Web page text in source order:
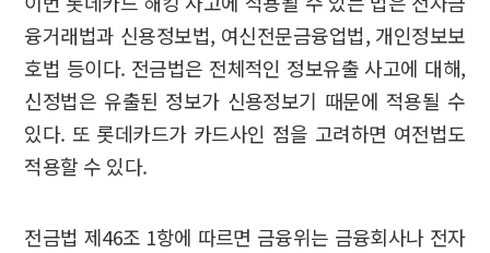
융거래법과 신용정보법, 여신전문금융업법, 개인정보보
호법 등이다. 전금법은 전체적인 정보유출 사고에 대해,
신정법은 유출된 정보가 신용정보기 때문에 적용될 수
있다. 또 롯데카드가 카드사인 점을 고려하면 여전법도
적용할 수 있다.
전금법 제46조 1항에 따르면 금융위는 금융회사나 전자